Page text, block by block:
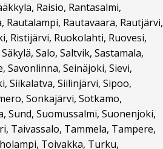
Raisio, Rantasalmi,
Rautalampi, Rautavaara, Rautjärvi,
Ristijärvi, Ruokolahti, Ruovesi,
Salo, Saltvik, Sastamala,
Savonlinna, Seinäjoki, Sievi,
Siikalatva, Siilinjärvi, Sipoo,
Sonkajärvi, Sotkamo,
Sund, Suomussalmi, Suonenjoki,
Taivassalo, Tammela, Tampere,
Toivakka, Turku,